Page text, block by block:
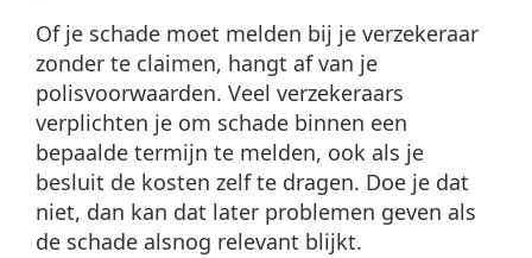
Of je schade moet melden bij je verzekeraar
zonder te claimen, hangt af van je
polisvoorwaarden. Veel verzekeraars
verplichten je om schade binnen een
bepaalde termijn te melden, ook als je
besluit de kosten zelf te dragen. Doe je dat
niet, dan kan dat later problemen geven als
de schade alsnog relevant blijkt.